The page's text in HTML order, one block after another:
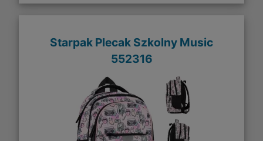
Starpak Plecak Szkolny Music
552316